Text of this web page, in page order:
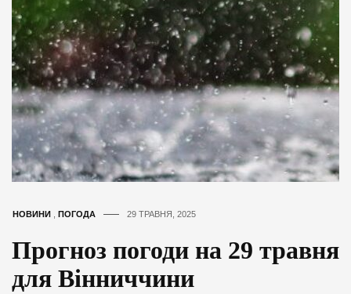
НОВИНИ , ПОГОДА 29 ТРАВНЯ, 2025
Прогноз погоди на 29 травня
для Вінниччини